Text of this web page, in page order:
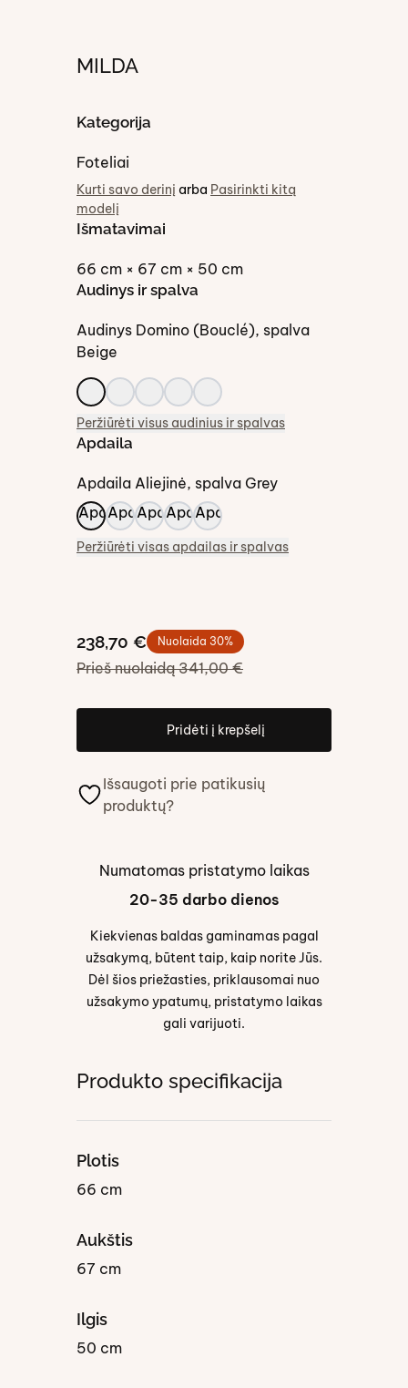
MILDA
Kategorija
Foteliai
Kurti savo derinį arba Pasirinkti kitą
modelį
Išmatavimai
66 cm × 67 cm × 50 cm
Audinys ir spalva
Audinys Domino (Bouclé), spalva
Beige
Peržiūrėti visus audinius ir spalvas
Apdaila
Apdaila Aliejinė, spalva Grey
Peržiūrėti visas apdailas ir spalvas
238,70 € Nuolaida 30%
Prieš nuolaidą341,00 €
Pridėti į krepšelį
Išsaugoti prie patikusių
produktų?
Numatomas pristatymo laikas
20-35 darbo dienos
Kiekvienas baldas gaminamas pagal
užsakymą, būtent taip, kaip norite Jūs.
Dėl šios priežasties, priklausomai nuo
užsakymo ypatumų, pristatymo laikas
gali varijuoti.
Produkto specifikacija
Plotis
66 cm
Aukštis
67 cm
Ilgis
50 cm